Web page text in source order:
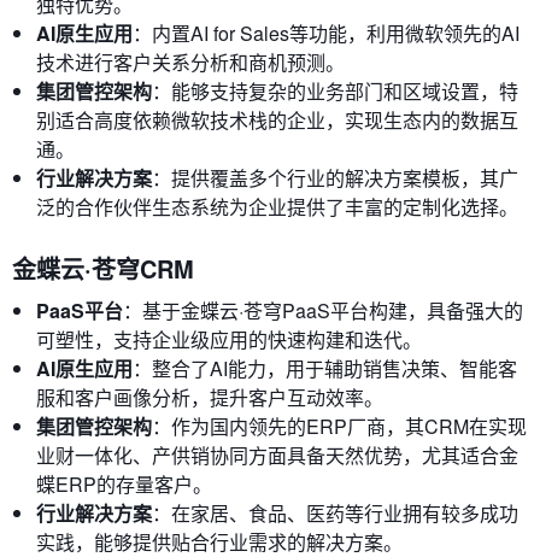
AI原生应用：内置AI for Sales等功能，利用微软领先的AI
技术进行客户关系分析和商机预测。
集团管控架构：能够支持复杂的业务部门和区域设置，特
别适合高度依赖微软技术栈的企业，实现生态内的数据互
通。
行业解决方案：提供覆盖多个行业的解决方案模板，其广
泛的合作伙伴生态系统为企业提供了丰富的定制化选择。
金蝶云·苍穹CRM
PaaS平台：基于金蝶云·苍穹PaaS平台构建，具备强大的
可塑性，支持企业级应用的快速构建和迭代。
AI原生应用：整合了AI能力，用于辅助销售决策、智能客
服和客户画像分析，提升客户互动效率。
集团管控架构：作为国内领先的ERP厂商，其CRM在实现
业财一体化、产供销协同方面具备天然优势，尤其适合金
蝶ERP的存量客户。
行业解决方案：在家居、食品、医药等行业拥有较多成功
实践，能够提供贴合行业需求的解决方案。